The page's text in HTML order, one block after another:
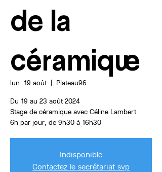
de la
céramique
lun. 19 août
  |
Plateau96
Du 19 au 23 août 2024
Stage de céramique avec Céline Lambert
6h par jour, de 9h30 à 16h30
Indisponible
Contactez le secrétariat svp